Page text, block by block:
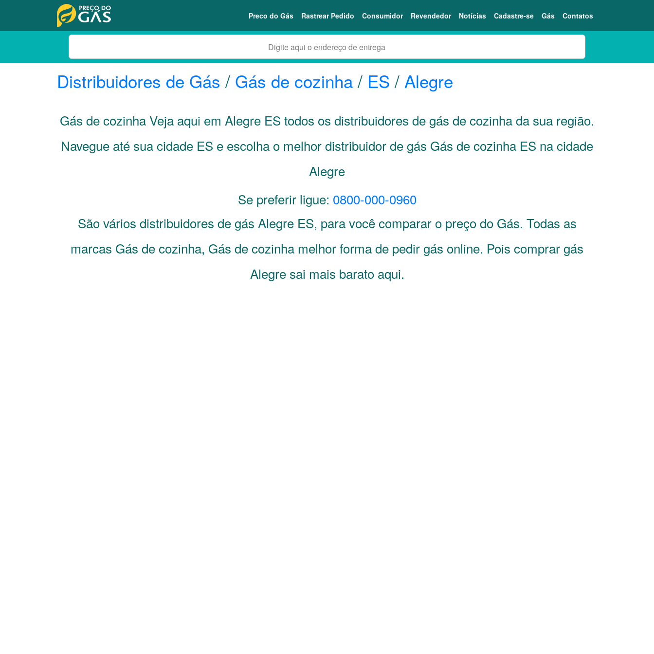
Preco do Gás Rastrear Pedido Consumidor Revendedor Notícias Cadastre-se Gás Contatos
Distribuidores de Gás/ Gás de cozinha/ ES / Alegre
Gás de cozinha Veja aqui em Alegre ES todos os distribuidores de gás de cozinha da sua região.
Navegue até sua cidade ES e escolha o melhor distribuidor de gás Gás de cozinha ES na cidade
Alegre
Se preferir ligue: 0800-000-0960
São vários distribuidores de gás Alegre ES, para você comparar o preço do Gás. Todas as
marcas Gás de cozinha, Gás de cozinha melhor forma de pedir gás online. Pois comprar gás
Alegre sai mais barato aqui.